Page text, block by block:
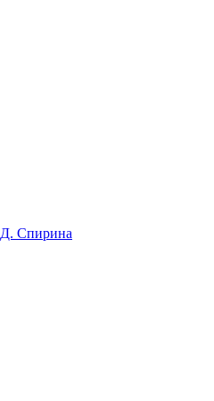
Спирина